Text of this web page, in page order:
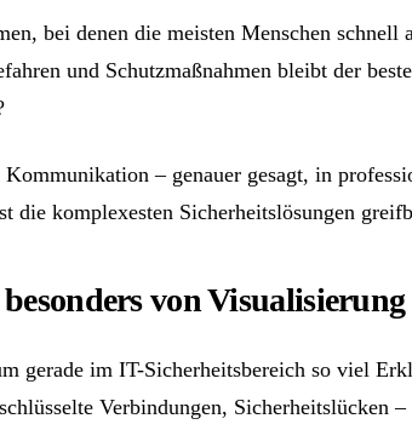
bei denen die meisten Menschen
und Schutzmaßnahmen bleibt der
– genauer gesagt, in
die komplexesten Sicherheitslösungen
von
gerade im IT-Sicherheitsbereich so viel
Verbindungen,